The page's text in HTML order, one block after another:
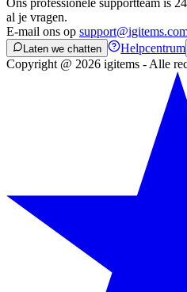
Ons professionele supportteam is
al je vragen.
E-mail ons op
Laten we chatten Helpcentrum
Copyright @ 2026 igitems - Alle